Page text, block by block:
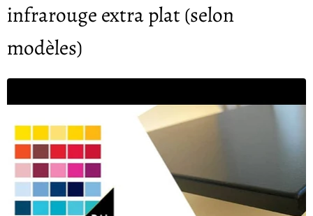
infrarouge extra plat (selon
modèles)